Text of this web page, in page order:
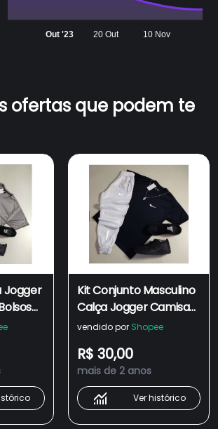
Out '23 20 Out 10 Nov
ofertas que podem te
Jogger
Kit Conjunto Masculino
Calça Jogger Camisa
Masculina Refletiva
Esportivo dry fit
masculino
vendido por Shopee
R$ 30,00
mais de 2 anos
Ver histórico